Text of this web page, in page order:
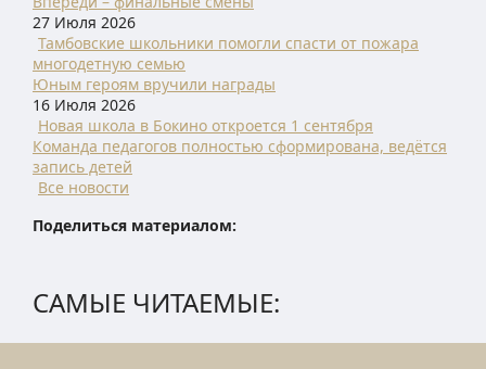
27 Июля 2026
Тамбовские школьники помогли спасти от пожара
многодетную семью
Юным героям вручили награды
16 Июля 2026
Новая школа в Бокино откроется 1 сентября
Команда педагогов полностью сформирована, ведётся
запись детей
Все новости
Поделиться материалом:
САМЫЕ ЧИТАЕМЫЕ: